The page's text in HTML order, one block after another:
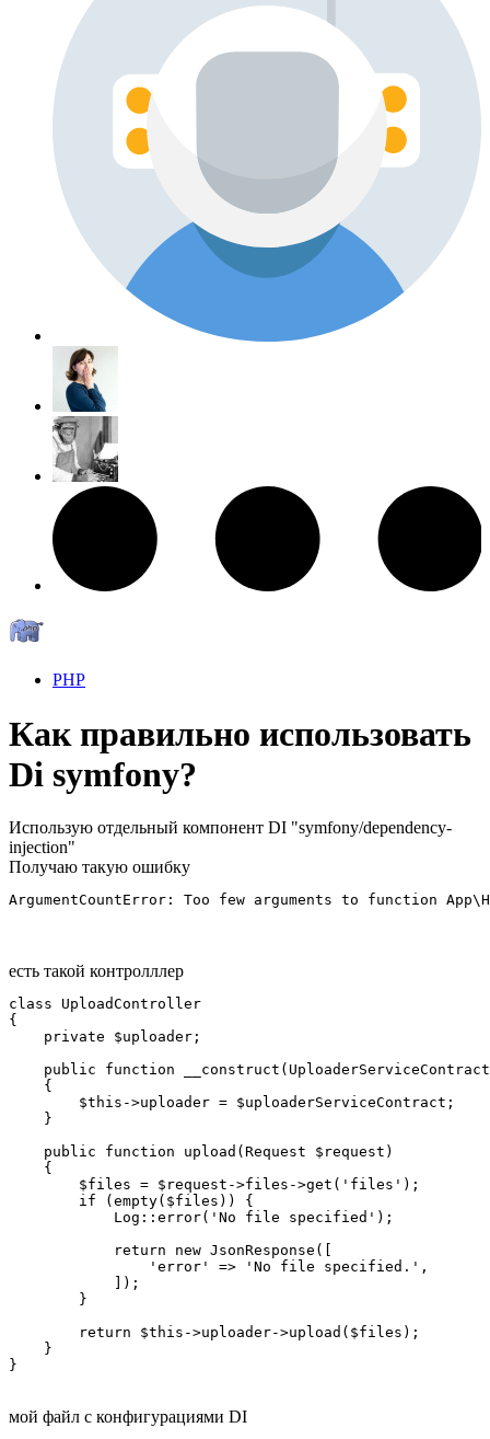
PHP
Как правильно использовать
Di symfony?
Использую отдельный компонент DI "symfony/dependency-
injection"
Получаю такую ошибку
ArgumentCountError: Too few arguments to function
есть такой контролллер
class UploadController
{
    private $uploader;
public function
    {
        $this->uploader = $uploaderServiceContract;
    }
    public function upload(Request $request)
    {
        $files = $request->files->get('files');
        if (empty($files)) {
            Log::error('No file specified');
            return new JsonResponse([
                'error' => 'No file specified.',
            ]);
        }
        return $this->uploader->upload($files);
    }
}
мой файл с конфигурациями DI